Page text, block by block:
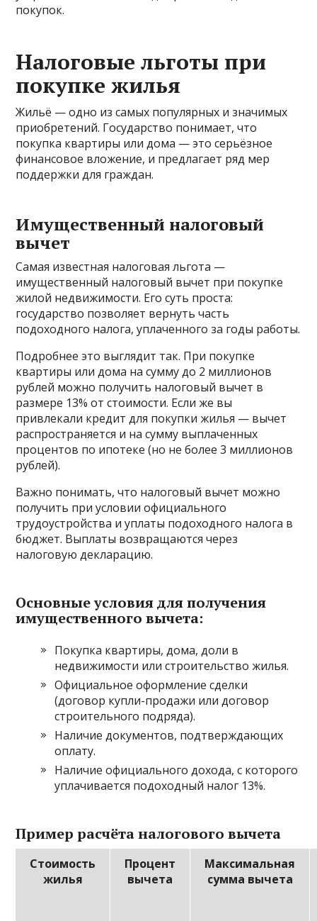
покупок.
Налоговые льготы при
покупке жилья
Жильё — одно из самых популярных и значимых
приобретений. Государство понимает, что
покупка квартиры или дома — это серьёзное
финансовое вложение, и предлагает ряд мер
поддержки для граждан.
Имущественный налоговый
вычет
Самая известная налоговая льгота —
имущественный налоговый вычет при покупке
жилой недвижимости. Его суть проста:
государство позволяет вернуть часть
подоходного налога, уплаченного за годы работы.
Подробнее это выглядит так. При покупке
квартиры или дома на сумму до 2 миллионов
рублей можно получить налоговый вычет в
размере 13% от стоимости. Если же вы
привлекали кредит для покупки жилья — вычет
распространяется и на сумму выплаченных
процентов по ипотеке (но не более 3 миллионов
рублей).
Важно понимать, что налоговый вычет можно
получить при условии официального
трудоустройства и уплаты подоходного налога в
бюджет. Выплаты возвращаются через
налоговую декларацию.
Основные условия для получения
имущественного вычета:
Покупка квартиры, дома, доли в
недвижимости или строительство жилья.
Официальное оформление сделки
(договор купли-продажи или договор
строительного подряда).
Наличие документов, подтверждающих
оплату.
Наличие официального дохода, с которого
уплачивается подоходный налог 13%.
Пример расчёта налогового вычета
Стоимость
жилья
Процент
вычета
Максимальная
сумма вычета